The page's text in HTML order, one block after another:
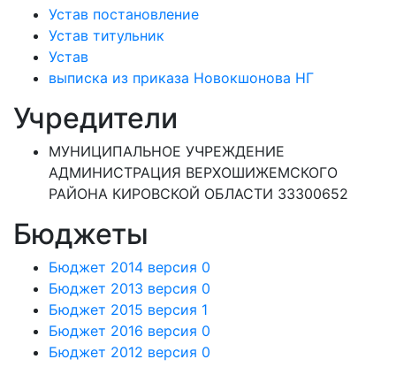
Устав постановление
Устав титульник
Устав
выписка из приказа Новокшонова НГ
Учредители
МУНИЦИПАЛЬНОЕ УЧРЕЖДЕНИЕ
АДМИНИСТРАЦИЯ ВЕРХОШИЖЕМСКОГО
РАЙОНА КИРОВСКОЙ ОБЛАСТИ 33300652
Бюджеты
Бюджет 2014 версия 0
Бюджет 2013 версия 0
Бюджет 2015 версия 1
Бюджет 2016 версия 0
Бюджет 2012 версия 0